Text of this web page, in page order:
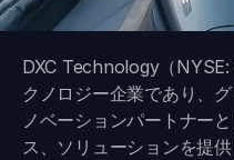
DXC Technology（
クノロジー企業であり、
ノベーションパートナー
ス、ソリューションを提